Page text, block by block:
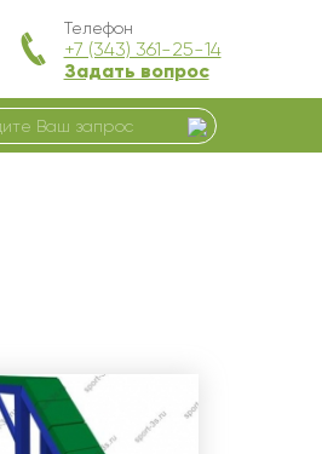
Телефон
+7 (343) 361-25-14
Задать вопрос